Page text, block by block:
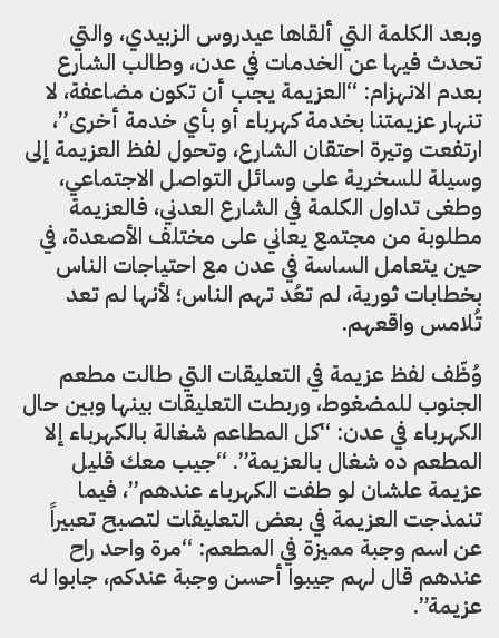
وبعد الكلمة التي ألقاها عيدروس الزبيدي، والتي
تحدث فيها عن الخدمات في عدن، وطالب الشارع
بعدم الانهزام: “العزيمة يجب أن تكون مضاعفة، لا
تنهار عزيمتنا بخدمة كهرباء أو بأي خدمة أخرى”،
ارتفعت وتيرة احتقان الشارع، وتحول لفظ العزيمة إلى
وسيلة للسخرية على وسائل التواصل الاجتماعي،
وطغى تداول الكلمة في الشارع العدني، فالعزيمة
مطلوبة من مجتمع يعاني على مختلف الأصعدة، في
حين يتعامل الساسة في عدن مع احتياجات الناس
بخطابات ثورية، لم تعُد تهم الناس؛ لأنها لم تعد
تُلامس واقعهم.
وُظّف لفظ عزيمة في التعليقات التي طالت مطعم
الجنوب للمضغوط، وربطت التعليقات بينها وبين حال
الكهرباء في عدن: “كل المطاعم شغالة بالكهرباء إلا
المطعم ده شغال بالعزيمة”. “جيب معك قليل
عزيمة علشان لو طفت الكهرباء عندهم”، فيما
تنمذجت العزيمة في بعض التعليقات لتصبح تعبيراً
عن اسم وجبة مميزة في المطعم: “مرة واحد راح
عندهم قال لهم جيبوا أحسن وجبة عندكم، جابوا له
عزيمة”.